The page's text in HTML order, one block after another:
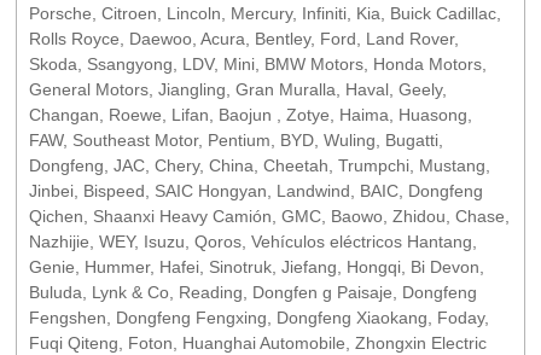
Porsche, Citroen, Lincoln, Mercury, Infiniti, Kia, Buick Cadillac,
Rolls Royce, Daewoo, Acura, Bentley, Ford, Land Rover,
Skoda, Ssangyong, LDV, Mini, BMW Motors, Honda Motors,
General Motors, Jiangling, Gran Muralla, Haval, Geely,
Changan, Roewe, Lifan, Baojun , Zotye, Haima, Huasong,
FAW, Southeast Motor, Pentium, BYD, Wuling, Bugatti,
Dongfeng, JAC, Chery, China, Cheetah, Trumpchi, Mustang,
Jinbei, Bispeed, SAIC Hongyan, Landwind, BAIC, Dongfeng
Qichen, Shaanxi Heavy Camión, GMC, Baowo, Zhidou, Chase,
Nazhijie, WEY, Isuzu, Qoros, Vehículos eléctricos Hantang,
Genie, Hummer, Hafei, Sinotruk, Jiefang, Hongqi, Bi Devon,
Buluda, Lynk & Co, Reading, Dongfen g Paisaje, Dongfeng
Fengshen, Dongfeng Fengxing, Dongfeng Xiaokang, Foday,
Fuqi Qiteng, Foton, Huanghai Automobile, Zhongxin Electric